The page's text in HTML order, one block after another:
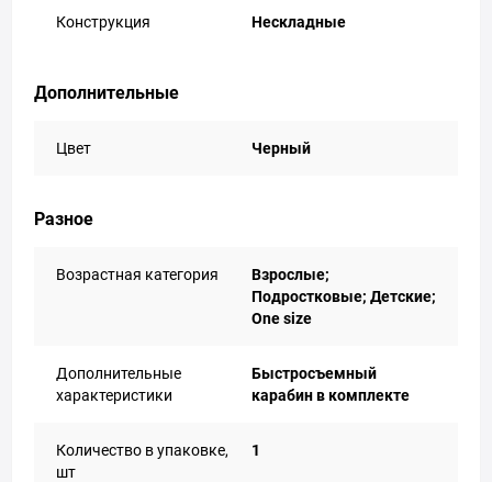
Конструкция Нескладные
Дополнительные
Цвет Черный
Разное
Возрастная категория
Взрослые;
Подростковые; Детские;
One size
Дополнительные
характеристики
Быстросъемный
карабин в комплекте
Количество в упаковке,
шт
1